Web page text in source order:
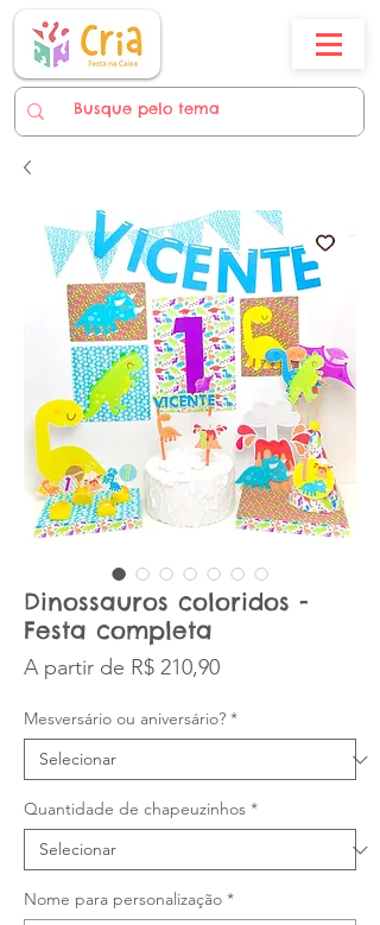
Dinossauros coloridos -
Festa completa
A partir de R$ 210,90Preço
Mesversário ou aniversário? *
Quantidade de chapeuzinhos *
Nome para personalização *